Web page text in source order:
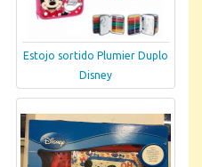
Estojo sortido Plumier Duplo
Disney